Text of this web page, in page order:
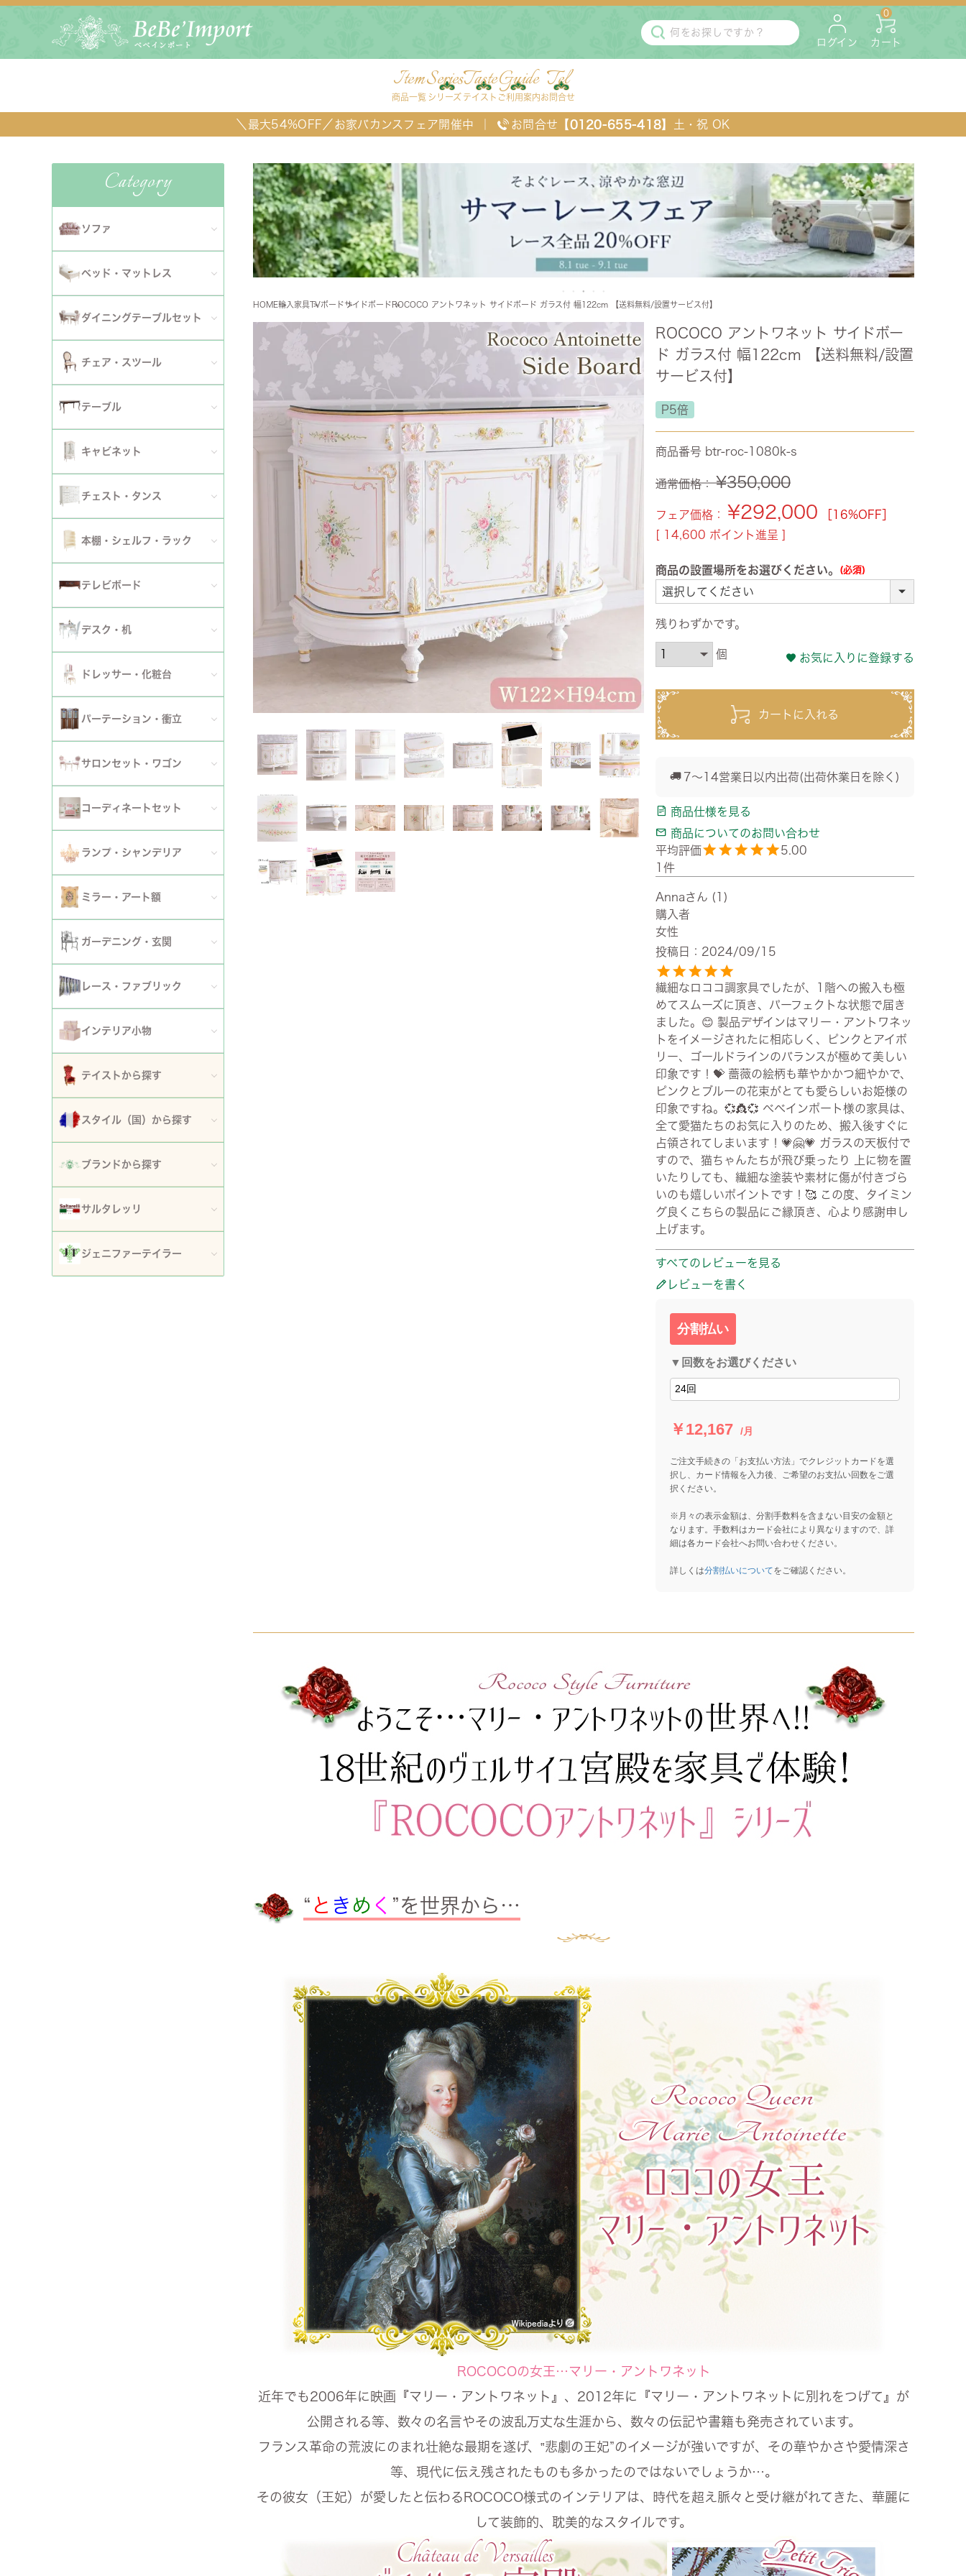
ログイン カート
0
Item
商品一覧
Series
シリーズ
Taste
テイスト
Guide
ご利用案内
Tel
お問合せ
チェア・スツール
テーブル
TVボード・サイドボード
本棚・ラック
飾り棚・キャビネット
ドレッサー
シリーズ・オリジナル
テイスト
玄関・その他収納
＼最大54%OFF／お家バカンスフェア開催中 お問合せ 【0120-655-418】 土・祝 OK
Category
ソファ
全てのソファ
2人掛けソファ
カウチソファ
オットマン・スツール
ファブリックソファ
革・レザー・合皮ソファ
撥水加工ソファ
ローテーブル・センターテーブル
セット
ベッド・マットレス
全てのベッド・マットレス
シングルベッド
ダブルベッド
ワイドダブルベッド
クイーンベッド
キングベッド
マットレス
ダイニングテーブルセット
全てのダイニングテーブルセット
4人用ダイニングテーブルセット
伸長式テーブルセット
ファブリックチェアセット
ダイニングテーブル
ワゴン
チェア・スツール
全てのチェア
アームチェア
デスクチェア・オフィスチェア
ロッキングチェア
リクライニングチェア
パーソナルチェア
革・レザー・合皮チェア
スツール・収納スツール・ベンチ
セット
テーブル
全てのテーブル
ローテーブル・センターテーブル
コンソールテーブル
丸テーブル・楕円テーブル
伸長式・エクステンションテーブル
こたつ・こたつテーブル
キャビネット
キャビネット・カップボード
セット
チェスト・タンス
全てのチェスト・タンス
幅51～90cm
幅151cm以上
2段
4段
セット
本棚・シェルフ・ラック
全ての本棚・シェルフ・ラック
セット
テレビボード
全てのテレビボード
幅121～150cm
幅151cm～
セット
デスク・机
全てのデスク
ドレッサー・化粧台
全てのドレッサー
セット
パーテーション・衝立
全てのパーテーション・衝立
サロンセット・ワゴン
サロンセット
サロンチェア
ワゴン
コンソールテーブル
セット
コーディネートセット
全てのコーディネートセット
ランプ・シャンデリア
全てのランプ・シャンデリア
シャンデリア・天井照明
ミラー・アート額
ミラー
ウォールデコレーション
ガーデニング・玄関
ガーデンファニチャー
ガーデン装飾・置物・オブジェ
噴水
ポスト
玄関エントランス家具
レース・ファブリック
ティッシュボックスカバー・ダストボックス
テーブルセンター・ランナー
カフェカーテン・カーテン
クッション・シートクッション・ピロー・カバー
コースター・ランチョンマット
インテリア小物
ティッシュボックスカバー
収納・ケース・ディスプレイ
写真立て・フォトフレーム
花瓶・フラワーベース
テイストから探す
ロココ調家具
白家具・ホワイトインテリア
マホガニー家具
スタイル（国）から探す
イタリア
フランス近代
ブランドから探す
ロココ・アントワネット
スノーホワイト・プチロココ
サルタレッリ
全てのサルタレッリ
ジェニファーテイラー
HOME輸入家具TVボードサイドボードROCOCO アントワネット サイドボード ガラス付 幅122cm 【送料無料/設置サービス付】
ROCOCO アントワネット サイドボー
ド ガラス付 幅122cm 【送料無料/設置
サービス付】
P5倍
商品番号 btr-roc-1080k-s
通常価格： ¥350,000
フェア価格： ¥292,000
［16%OFF］
14,600 ポイント進呈 ]
商品の設置場所をお選びください。
残りわずかです。
お気に入りに登録する
カートに入れる
7～14営業日以内出荷(出荷休業日を除く)
商品仕様を見る
商品についてのお問い合わせ
5.00
Anna
購入者
女性
投稿日
2024/09/15
繊細なロココ調家具でしたが、1階への搬入も極
めてスムーズに頂き、パーフェクトな状態で届き
ました。😊 製品デザインはマリー・アントワネッ
トをイメージされたに相応しく、ピンクとアイボ
リー、ゴールドラインのバランスが極めて美しい
印象です！💝 薔薇の絵柄も華やかかつ細やかで、
ピンクとブルーの花束がとても愛らしいお姫様の
印象ですね。💞👸💞 べべインポート様の家具は、
全て愛猫たちのお気に入りのため、搬入後すぐに
占領されてしまいます！💗🤗💗 ガラスの天板付で
すので、猫ちゃんたちが飛び乗ったり 上に物を置
いたりしても、繊細な塗装や素材に傷が付きづら
いのも嬉しいポイントです！🥰 この度、タイミン
グ良くこちらの製品にご縁頂き、心より感謝申し
上げます。
すべてのレビューを見る
レビューを書く
分割払い
▼回数をお選びください
￥12,167 /月
ご注文手続きの「お支払い方法」でクレジットカードを選
択し、カード情報を入力後、ご希望のお支払い回数をご選
択ください。
※月々の表示金額は、分割手数料を含まない目安の金額と
なります。手数料はカード会社により異なりますので、詳
細は各カード会社へお問い合わせください。
詳しくは分割払いについてをご確認ください。
“ と き め く ”を世界から…
ROCOCOの女王…マリー・アントワネット
近年でも2006年に映画『マリー・アントワネット』、2012年に『マリー・アントワネットに別れをつげて』が
公開される等、数々の名言やその波乱万丈な生涯から、数々の伝記や書籍も発売されています。
フランス革命の荒波にのまれ壮絶な最期を遂げ、‟悲劇の王妃”のイメージが強いですが、その華やかさや愛情深さ
等、現代に伝え残されたものも多かったのではないでしょうか…。
その彼女（王妃）が愛したと伝わるROCOCO様式のインテリアは、時代を超え脈々と受け継がれてきた、華麗に
して装飾的、耽美的なスタイルです。